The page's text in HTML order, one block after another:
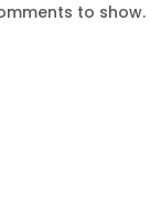
to show.